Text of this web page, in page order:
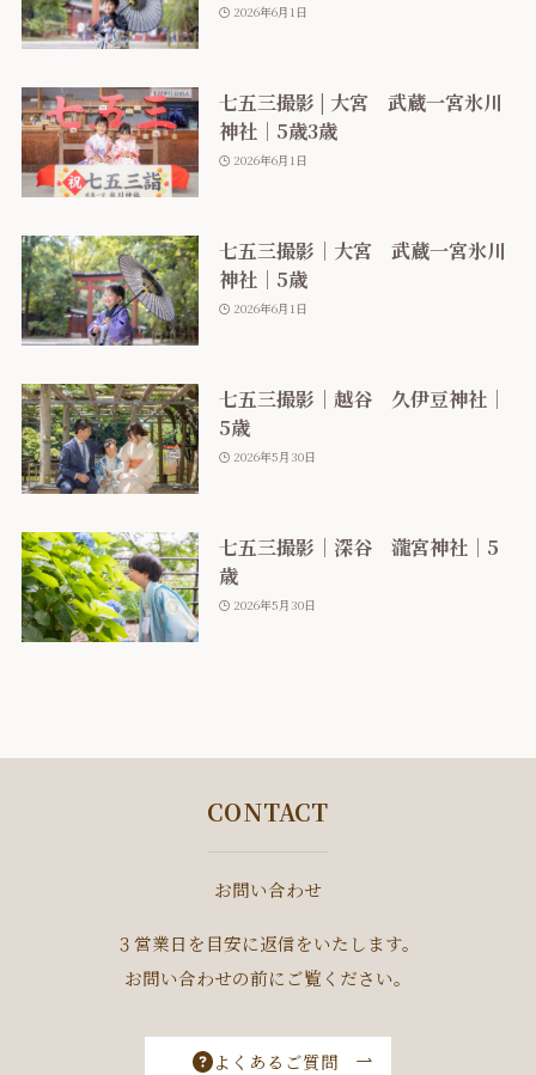
2026年6月1日
七五三撮影 | 大宮 武蔵一宮氷川
神社｜5歳3歳
2026年6月1日
七五三撮影｜大宮 武蔵一宮氷川
神社｜5歳
2026年6月1日
七五三撮影｜越谷 久伊豆神社｜
5歳
2026年5月30日
七五三撮影｜深谷 瀧宮神社｜5
歳
2026年5月30日
CONTACT
お問い合わせ
３営業日を目安に返信をいたします。
お問い合わせの前にご覧ください。
よくあるご質問